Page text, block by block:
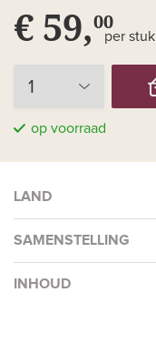
€ 59,00
per stuk
op voorraad
LAND
SAMENSTELLING
INHOUD